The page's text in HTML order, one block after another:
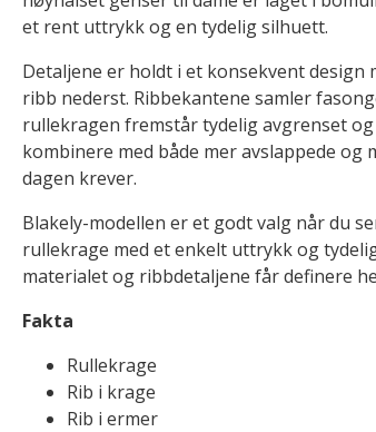
et rent uttrykk og en tydelig silhuett.
Detaljene er holdt i et konsekvent
ribb nederst. Ribbekantene samler
rullekragen fremstår tydelig avgrenset
kombinere med både mer avslappede og
dagen krever.
Blakely-modellen er et godt valg når du
rullekrage med et enkelt uttrykk og
materialet og ribbdetaljene får definere
Fakta
Rullekrage
Rib i krage
Rib i ermer